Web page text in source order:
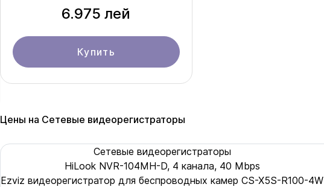
6.975 лей
Купить
Цены на Сетевые видеорегистраторы
Сетевые видеорегистраторы
HiLook NVR-104MH-D, 4 канала, 40 Mbps
Ezviz видеорегистратор для беспроводных камер CS-X5S-R100-4W